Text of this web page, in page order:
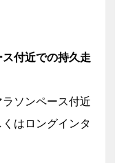
付近での持久走
ソンペース付近
はロングインタ